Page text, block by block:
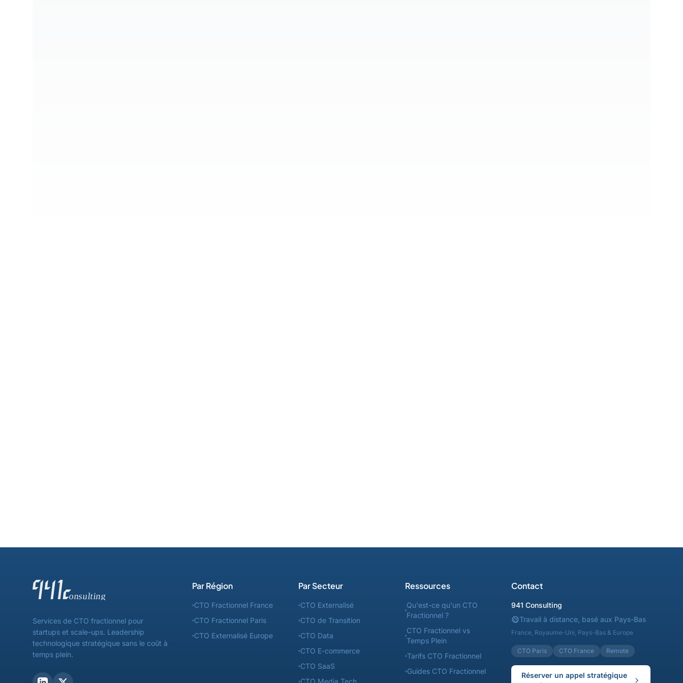
Services de CTO fractionnel pour
startups et scale-ups. Leadership
technologique stratégique sans le coût à
temps plein.
Par Région
CTO Fractionnel France
CTO Fractionnel Paris
CTO Externalisé Europe
Par Secteur
CTO Externalisé
CTO de Transition
CTO Data
CTO E-commerce
CTO SaaS
CTO Media Tech
Ressources
Qu'est-ce qu'un CTO
Fractionnel ?
CTO Fractionnel vs
Temps Plein
Tarifs CTO Fractionnel
Guides CTO Fractionnel
Contact
941 Consulting
Travail à distance, basé aux Pays-Bas
France, Royaume-Uni, Pays-Bas & Europe
CTO Paris CTO France Remote
Réserver un appel stratégique